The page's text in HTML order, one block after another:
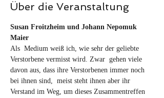
Über die Veranstaltung
Susan Froitzheim und Johann Nepomuk
Maier
Als  Medium weiß ich, wie sehr der geliebte
Verstorbene vermisst wird. Zwar  gehen viele
davon aus, dass ihre Verstorbenen immer noch
bei ihnen sind,  meist steht ihnen aber ihr
Verstand im Weg, um dieses Zusammentreffen